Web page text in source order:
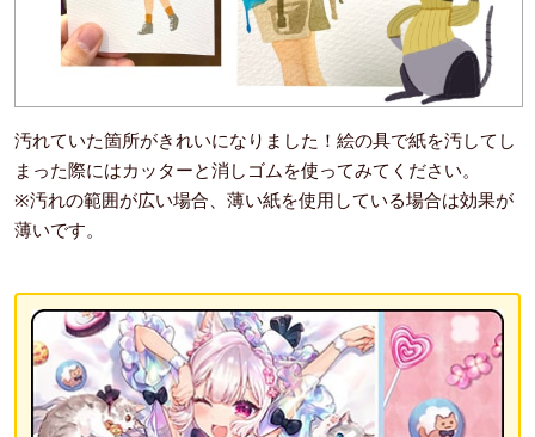
汚れていた箇所がきれいになりました！絵の具で紙を汚してし
まった際にはカッターと消しゴムを使ってみてください。
※汚れの範囲が広い場合、薄い紙を使用している場合は効果が
薄いです。